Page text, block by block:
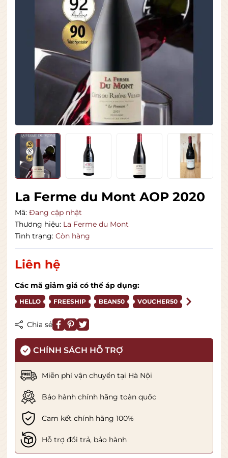
La Ferme du Mont AOP 2020
Mã: Đang cập nhật
Thương hiệu: La Ferme du Mont
Tình trạng: Còn hàng
Liên hệ
Các mã giảm giá có thể áp dụng:
HELLO FREESHIP BEAN50 VOUCHER50
Chia sẻ
CHÍNH SÁCH HỖ TRỢ
Miễn phí vận chuyển tại Hà Nội
Bảo hành chính hãng toàn quốc
Cam kết chính hãng 100%
Hỗ trợ đổi trả, bảo hành